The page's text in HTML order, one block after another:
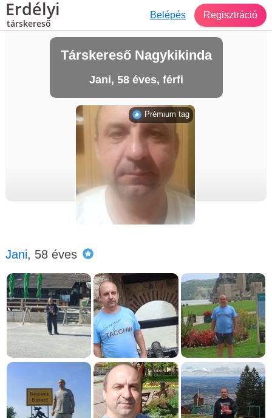
Erdélyi
társkereső
Belépés Regisztráció
Társkereső Nagykikinda
Jani, 58 éves, férfi
Jani, 58 éves
Prémium tag